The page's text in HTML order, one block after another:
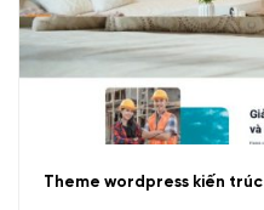
Theme wordpress kiến